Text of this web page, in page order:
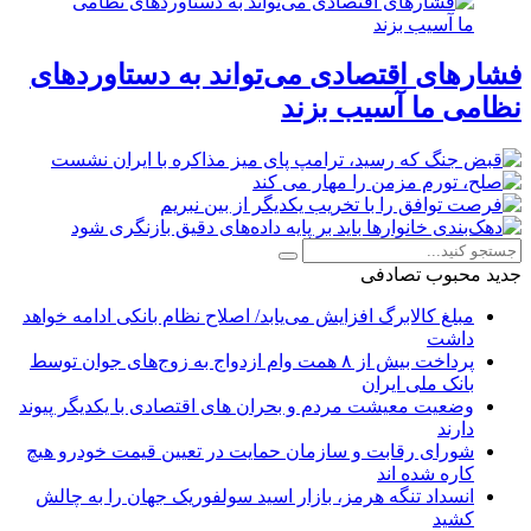
فشارهای اقتصادی می‌تواند به دستاوردهای
نظامی ما آسیب بزند
جدید محبوب تصادفی
مبلغ کالابرگ افزایش می‌یابد/ اصلاح نظام بانکی ادامه خواهد
داشت
پرداخت بیش از ۸ همت وام ازدواج به زوج‌های جوان توسط
بانک ملی ایران
وضعیت معیشت مردم و بحران های اقتصادی با یکدیگر پیوند
دارند
شورای رقابت و سازمان حمایت در تعیین قیمت خودرو هیچ
کاره شده اند
انسداد تنگه هرمز، بازار اسید سولفوریک جهان را به چالش
کشید